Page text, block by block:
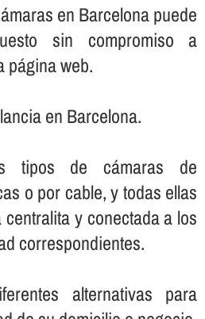
en Barcelona puede
sin compromiso a
página web.
en Barcelona.
tipos de cámaras de
o por cable, y todas ellas
y conectada a los
correspondientes.
alternativas para